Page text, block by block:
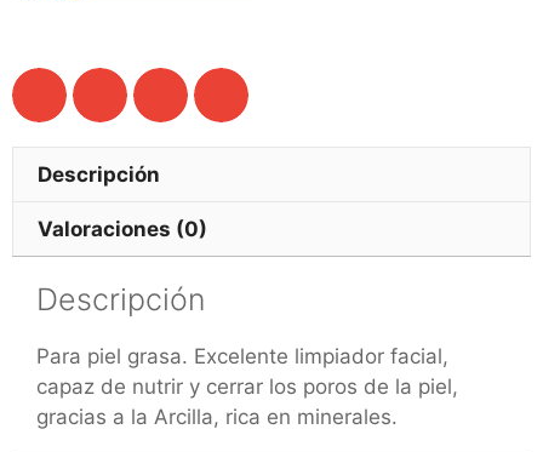
Descripción
Valoraciones (0)
Descripción
Para piel grasa. Excelente limpiador facial,
capaz de nutrir y cerrar los poros de la piel,
gracias a la Arcilla, rica en minerales.